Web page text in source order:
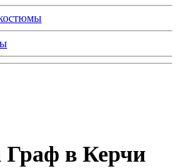
в Керчи